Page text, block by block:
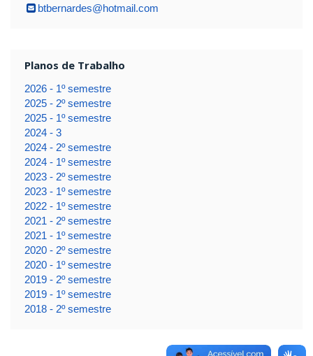
btbernardes@hotmail.com
Planos de Trabalho
2026 - 1º semestre
2025 - 2º semestre
2025 - 1º semestre
2024 - 3
2024 - 2º semestre
2024 - 1º semestre
2023 - 2º semestre
2023 - 1º semestre
2022 - 1º semestre
2021 - 2º semestre
2021 - 1º semestre
2020 - 2º semestre
2020 - 1º semestre
2019 - 2º semestre
2019 - 1º semestre
2018 - 2º semestre